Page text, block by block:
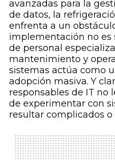
avanzadas para la
de datos, la
enfrenta a un
implementación no es
de personal
mantenimiento y
sistemas actúa como
adopción masiva. Y
responsables de IT no
de experimentar con
resultar complicados o